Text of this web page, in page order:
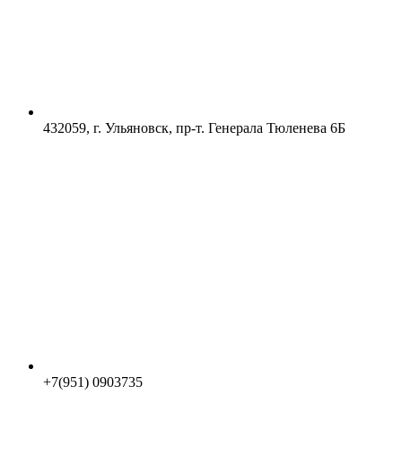
432059, г. Ульяновск, пр-т. Генерала Тюленева 6Б
+7(951) 0903735